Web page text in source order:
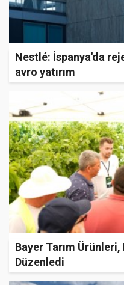
Nestlé: İspanya'da
avro yatırım
Bayer Tarım
Düzenledi